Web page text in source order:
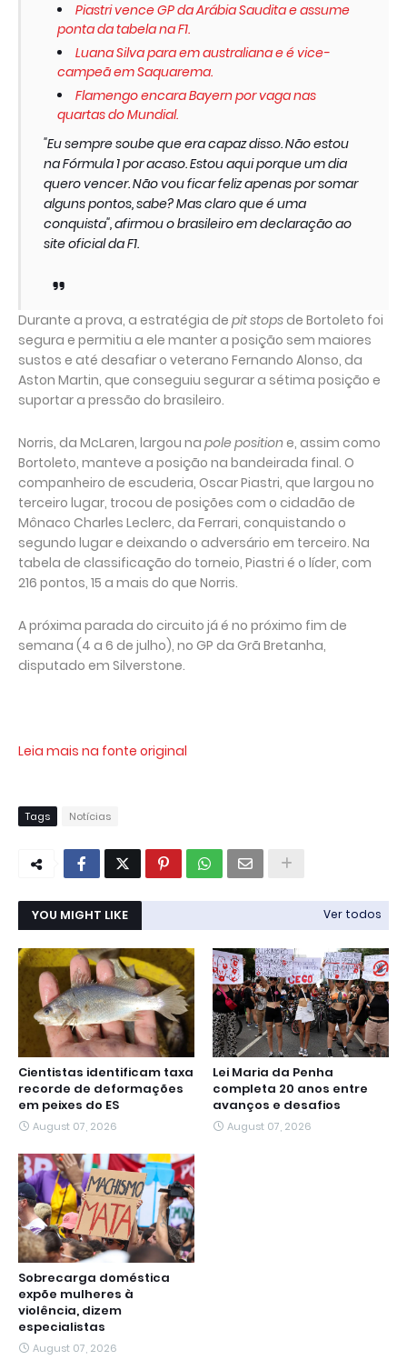
Piastri vence GP da Arábia Saudita e assume
ponta da tabela na F1.
Luana Silva para em australiana e é vice-
campeã em Saquarema.
Flamengo encara Bayern por vaga nas
quartas do Mundial.
"Eu sempre soube que era capaz disso. Não estou
na Fórmula 1 por acaso. Estou aqui porque um dia
quero vencer. Não vou ficar feliz apenas por somar
alguns pontos, sabe? Mas claro que é uma
conquista", afirmou o brasileiro em declaração ao
site oficial da F1.
Durante a prova, a estratégia de pit stopsde Bortoleto foi
segura e permitiu a ele manter a posição sem maiores
sustos e até desafiar o veterano Fernando Alonso, da
Aston Martin, que conseguiu segurar a sétima posição e
suportar a pressão do brasileiro.
Norris, da McLaren, largou na pole positione, assim como
Bortoleto, manteve a posição na bandeirada final. O
companheiro de escuderia, Oscar Piastri, que largou no
terceiro lugar, trocou de posições com o cidadão de
Mônaco Charles Leclerc, da Ferrari, conquistando o
segundo lugar e deixando o adversário em terceiro. Na
tabela de classificação do torneio, Piastri é o líder, com
216 pontos, 15 a mais do que Norris.
A próxima parada do circuito já é no próximo fim de
semana (4 a 6 de julho), no GP da Grã Bretanha,
disputado em Silverstone.
Leia mais na fonte original
Tags Notícias
YOU MIGHT LIKE Ver todos
Cientistas identificam taxa
recorde de deformações
em peixes do ES
August 07, 2026
Lei Maria da Penha
completa 20 anos entre
avanços e desafios
August 07, 2026
Sobrecarga doméstica
expõe mulheres à
violência, dizem
especialistas
August 07, 2026